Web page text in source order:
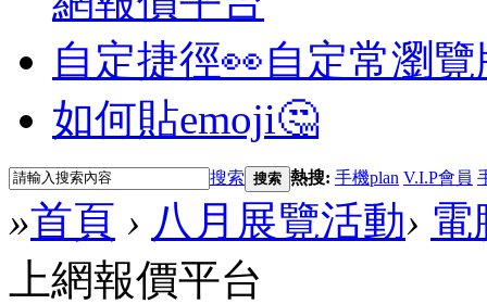
自定捷徑👀自定常瀏
如何貼emoji🤔
搜索 搜索 熱搜: 手機plan V.I.P會員
»首頁 › 八月展覽活動› 電
上網報價平台